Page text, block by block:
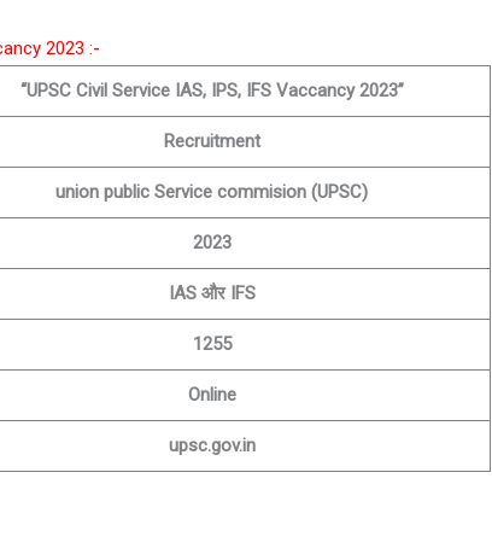
2023 :-
“UPSC Civil Service IAS, IPS, IFS Vaccancy 2023”
Recruitment
union public Service commision (UPSC)
2023
IAS और IFS
1255
Online
upsc.gov.in